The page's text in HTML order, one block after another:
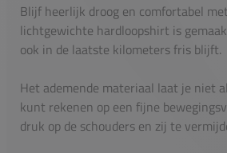
Blijf heerlijk droog en comfortabel
lichtgewichte hardloopshirt is
ook in de laatste kilometers fris blijft.
Het ademende materiaal laat je niet
kunt rekenen op een fijne
druk op de schouders en zij te